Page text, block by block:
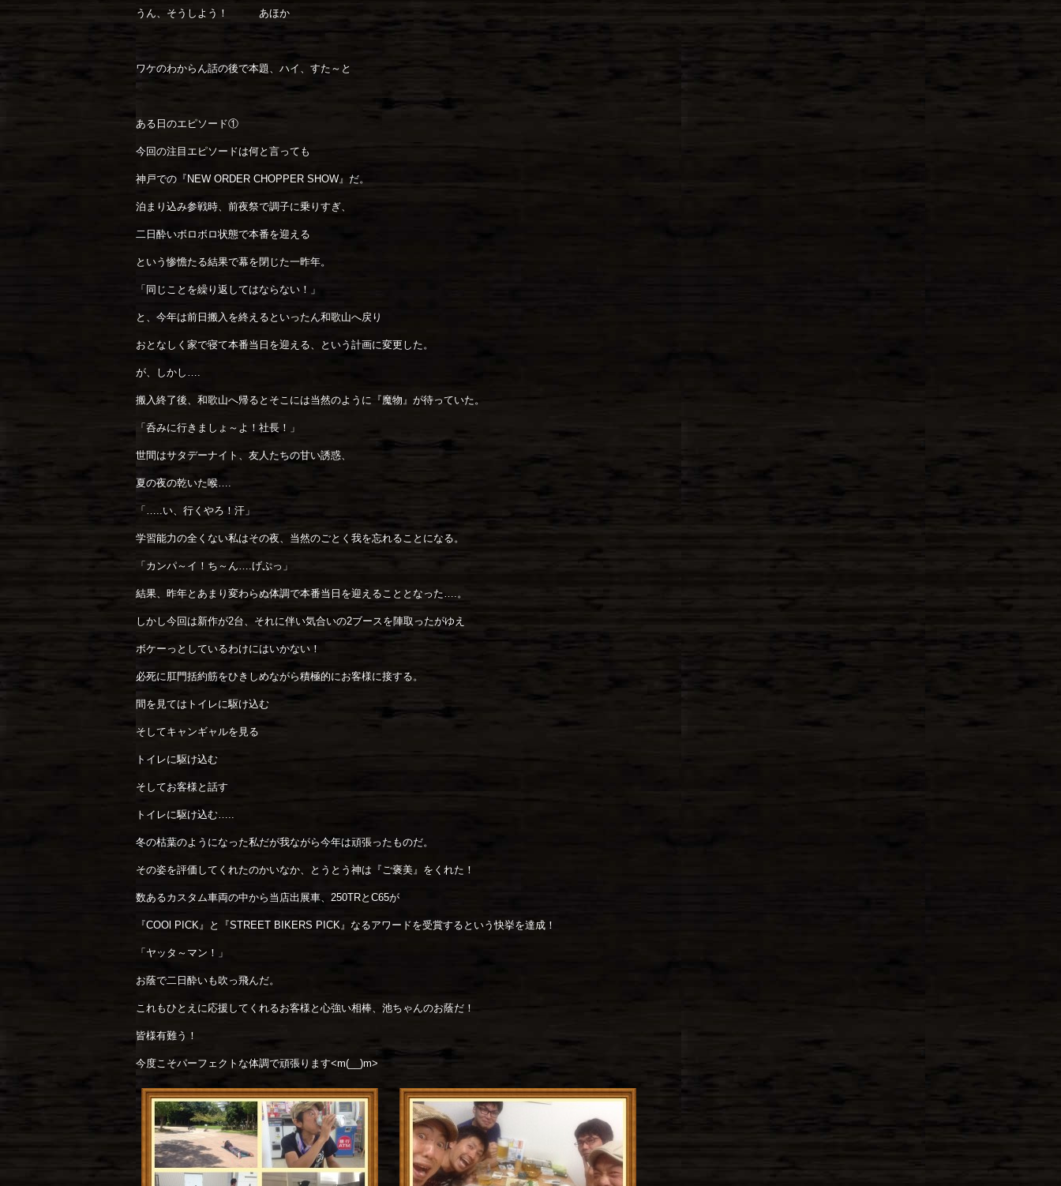
うん、そうしよう！ あほか
ワケのわからん話の後で本題、ハイ、すた～と
ある日のエピソード①
今回の注目エピソードは何と言っても
神戸での『NEW ORDER CHOPPER SHOW』だ。
泊まり込み参戦時、前夜祭で調子に乗りすぎ、
二日酔いボロボロ状態で本番を迎える
という惨憺たる結果で幕を閉じた一昨年。
「同じことを繰り返してはならない！」
と、今年は前日搬入を終えるといったん和歌山へ戻り
おとなしく家で寝て本番当日を迎える、という計画に変更した。
が、しかし….
搬入終了後、和歌山へ帰るとそこには当然のように『魔物』が待っていた。
「呑みに行きましょ～よ！社長！」
世間はサタデーナイト、友人たちの甘い誘惑、
夏の夜の乾いた喉….
「…..い、行くやろ！汗」
学習能力の全くない私はその夜、当然のごとく我を忘れることになる。
「カンパ～イ！ち～ん….げぷっ」
結果、昨年とあまり変わらぬ体調で本番当日を迎えることとなった….。
しかし今回は新作が2台、それに伴い気合いの2ブースを陣取ったがゆえ
ボケーっとしているわけにはいかない！
必死に肛門括約筋をひきしめながら積極的にお客様に接する。
間を見てはトイレに駆け込む
そしてキャンギャルを見る
トイレに駆け込む
そしてお客様と話す
トイレに駆け込む…..
冬の枯葉のようになった私だが我ながら今年は頑張ったものだ。
その姿を評価してくれたのかいなか、とうとう神は『ご褒美』をくれた！
数あるカスタム車両の中から当店出展車、250TRとC65が
『COOl PICK』と『STREET BIKERS PICK』なるアワードを受賞するという快挙を達成！
「ヤッタ～マン！」
お蔭で二日酔いも吹っ飛んだ。
これもひとえに応援してくれるお客様と心強い相棒、池ちゃんのお蔭だ！
皆様有難う！
今度こそパーフェクトな体調で頑張ります<m(__)m>